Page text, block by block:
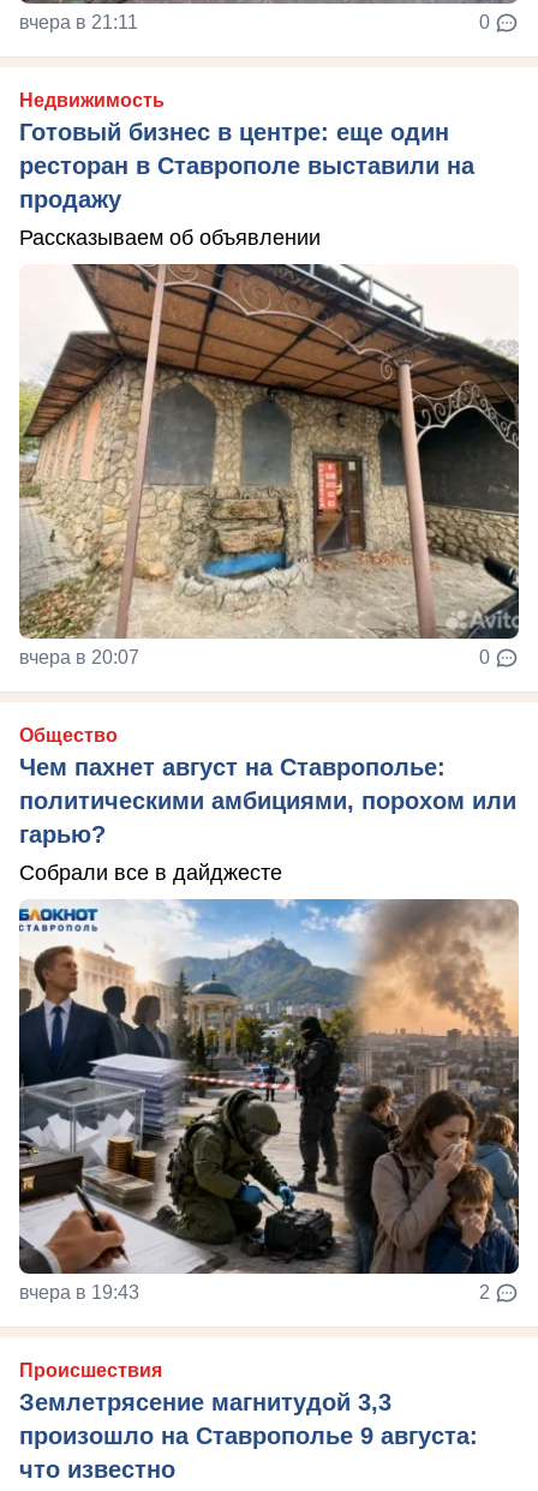
вчера в 21:11 0
Недвижимость
Готовый бизнес в центре: еще один
ресторан в Ставрополе выставили на
продажу
Рассказываем об объявлении
вчера в 20:07 0
Общество
Чем пахнет август на Ставрополье:
политическими амбициями, порохом или
гарью?
Собрали все в дайджесте
вчера в 19:43 2
Происшествия
Землетрясение магнитудой 3,3
произошло на Ставрополье 9 августа:
что известно